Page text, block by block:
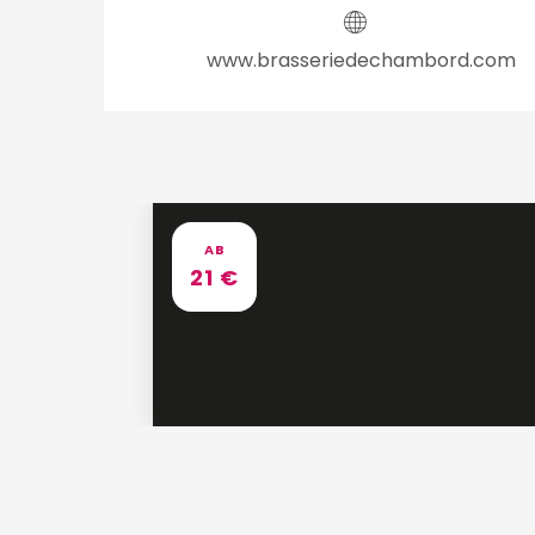
www.brasseriedechambord.com
AB
21 €